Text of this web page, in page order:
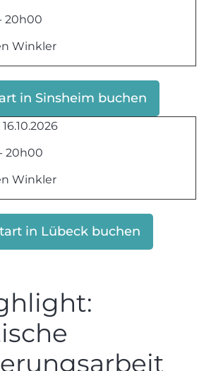
20h00
Winkler
in Sinsheim buchen
20h00
Winkler
in Lübeck buchen